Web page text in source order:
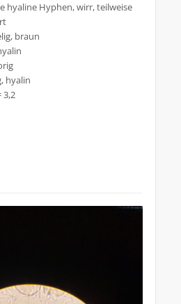
hyaline Hyphen, wirr, teilweise
braun
hyalin
3,2